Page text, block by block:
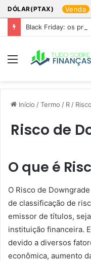
DÓLAR(PTAX) Venda
Black Friday: os
Menu
Início /Termo / R /
Risco de
O que é
O Risco de
de classificação de
emissor de títulos,
instituição financeira.
devido a diversos
econômica, aumento